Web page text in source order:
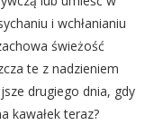
i wchłanianiu
świeżość
te z nadzieniem
drugiego dnia, gdy
kawałek teraz?